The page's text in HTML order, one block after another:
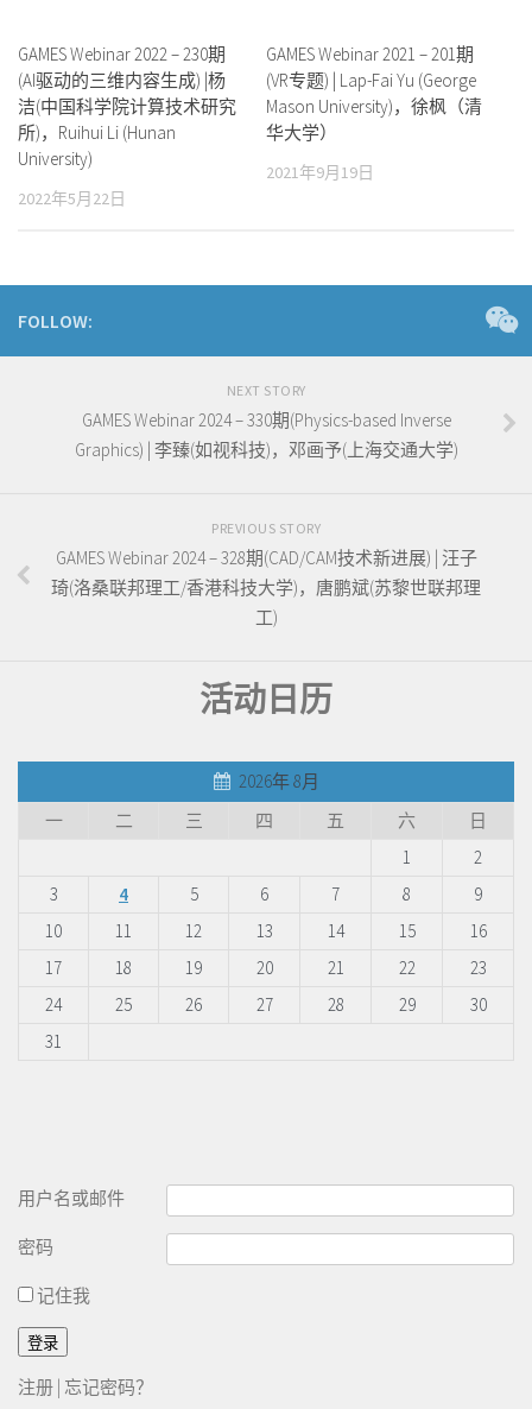
GAMES Webinar 2022 – 230期
(AI驱动的三维内容生成) |杨
洁(中国科学院计算技术研究
所)，Ruihui Li (Hunan
University)
2022年5月22日
GAMES Webinar 2021 – 201期
(VR专题) | Lap-Fai Yu (George
Mason University)，徐枫（清
华大学）
2021年9月19日
FOLLOW:
NEXT STORY
GAMES Webinar 2024 – 330期(Physics-based Inverse
Graphics) | 李臻(如视科技)，邓画予(上海交通大学)
PREVIOUS STORY
GAMES Webinar 2024 – 328期(CAD/CAM技术新进展) | 汪子
琦(洛桑联邦理工/香港科技大学)，唐鹏斌(苏黎世联邦理
工)
活动日历
2026年 8月
一
二 三 四 五 六
日
1
2
3
4 5 6 7 8
9
10
11 12 13 14 15
16
17
18 19 20 21 22
23
24
25 26 27 28 29
30
31
用户名或邮件
密码
记住我
注册 | 忘记密码？